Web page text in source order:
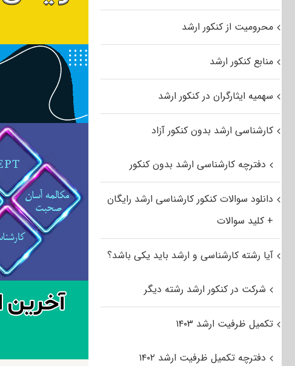
محرومیت از کنکور ارشد
منابع کنکور ارشد
سهمیه ایثارگران در کنکور ارشد
کارشناسی ارشد بدون کنکور آزاد
دفترچه کارشناسی ارشد بدون کنکور
دانلود سوالات کنکور کارشناسی ارشد رایگان
+ کلید سوالات
آیا رشته کارشناسی و ارشد باید یکی باشد؟
شرکت در کنکور ارشد رشته دیگر
تکمیل ظرفیت ارشد ۱۴۰۳
دفترچه تکمیل ظرفیت ارشد ۱۴۰۲